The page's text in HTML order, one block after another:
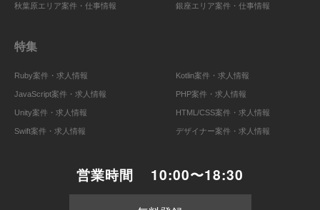
秋葉原エリア案件・仕事情報 銀座エリア案件・仕事情報
特集
Ruby案件・求人情報
JavaScript案件・求人情報
Unity案件・求人情報
Swift案件・求人情報
Kotlin案件・求人情報
PHP案件・求人情報
HTML/CSS案件・求人情報
デザイナー案件・求人情報
営業時間 10:00〜18:30